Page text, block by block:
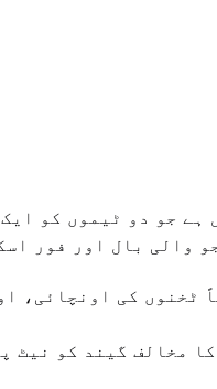
والی بال اور فور
مخالف گیند کو نیٹ